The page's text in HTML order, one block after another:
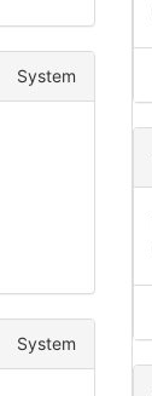
System
System